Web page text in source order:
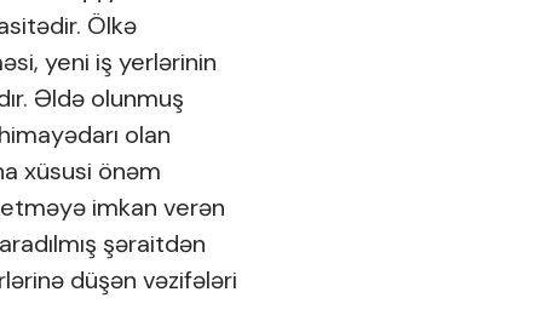
Ölkə
yeni iş yerlərinin
Əldə olunmuş
olan
xüsusi önəm
imkan verən
şəraitdən
düşən vəzifələri